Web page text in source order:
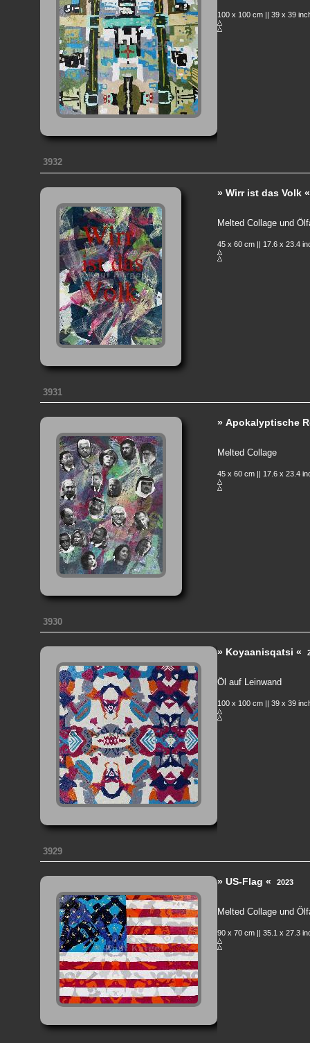
3932
100 x 100 cm || 39 x 39
3931
» Wirr ist das Volk «
Melted Collage und
45 x 60 cm || 17.6 x 23.4
3930
» Apokalyptische
Melted Collage
45 x 60 cm || 17.6 x 23.4
3929
» Koyaanisqatsi «
Öl auf Leinwand
100 x 100 cm || 39 x 39
» US-Flag « 2023
Melted Collage und
90 x 70 cm || 35.1 x 27.3